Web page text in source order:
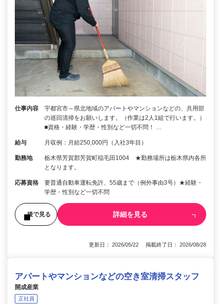
仕事内容
宇都宮市～県北地域のアパートやマンションなどの、共用部
の巡回清掃をお願いします。（作業は2人1組で行います。）
■資格・経験・学歴・性別など一切不問！ …
給与 月収例：月給250,000円（入社3年目）
勤務地
栃木県芳賀郡芳賀町稲毛田1004 ★勤務場所は栃木県内各所
となります。
応募資格
要普通自動車運転免許、55歳まで（例外事由3号）★経験・
学歴・性別など一切不問
後で見る 詳細を見る
更新日： 2026/05/22 掲載終了日： 2026/08/28
アパートやマンションなどの空き室清掃スタッフ
開成産業
正社員